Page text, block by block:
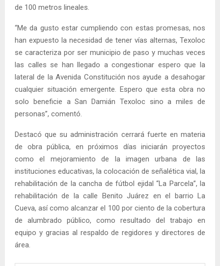
de 100 metros lineales.
“Me da gusto estar cumpliendo con estas promesas, nos
han expuesto la necesidad de tener vías alternas, Texoloc
se caracteriza por ser municipio de paso y muchas veces
las calles se han llegado a congestionar espero que la
lateral de la Avenida Constitución nos ayude a desahogar
cualquier situación emergente. Espero que esta obra no
solo beneficie a San Damián Texoloc sino a miles de
personas”, comentó.
Destacó que su administración cerrará fuerte en materia
de obra pública, en próximos días iniciarán proyectos
como el mejoramiento de la imagen urbana de las
instituciones educativas, la colocación de señalética vial, la
rehabilitación de la cancha de fútbol ejidal “La Parcela”, la
rehabilitación de la calle Benito Juárez en el barrio La
Cueva, así como alcanzar el 100 por ciento de la cobertura
de alumbrado público, como resultado del trabajo en
equipo y gracias al respaldo de regidores y directores de
área.